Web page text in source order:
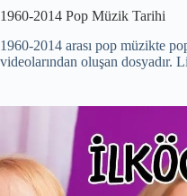
1960-2014 Pop Müzik Tarihi
1960-2014 arası pop müzikte
videolarından oluşan dosyadır.